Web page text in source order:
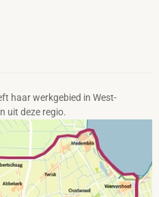
haar werkgebied in West-
uit deze regio.